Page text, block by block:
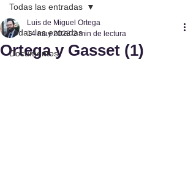
Todas las entradas
Documentos
Todas las entradas
Ortega y Gasset (1)
Luis de Miguel Ortega
14 may 2023 2 min de lectura